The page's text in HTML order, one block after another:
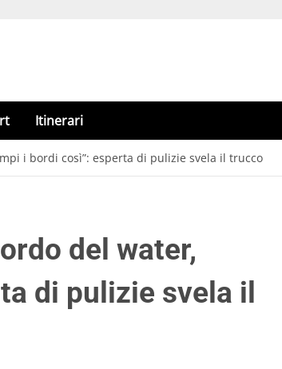
Itinerari
i bordi così”: esperta di pulizie svela il trucco
del water,
di pulizie svela il